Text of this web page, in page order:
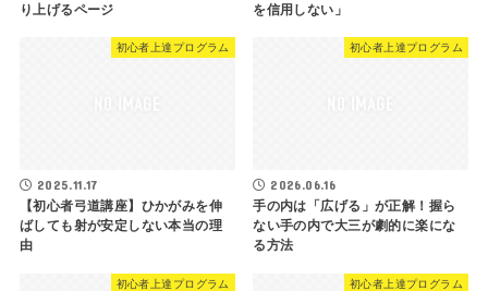
り上げるページ
を信用しない」
初心者上達プログラム
2025.11.17
【初心者弓道講座】ひかがみを伸
ばしても射が安定しない本当の理
由
初心者上達プログラム
2026.06.16
手の内は「広げる」が正解！握ら
ない手の内で大三が劇的に楽にな
る方法
初心者上達プログラム 初心者上達プログラム